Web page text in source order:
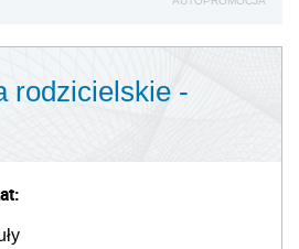
rodzicielskie -